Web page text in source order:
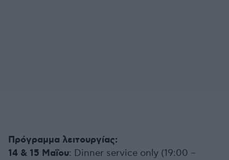
Πρόγραμμα λειτουργίας:
14 & 15 Μαΐου: Dinner service only (19:00 –